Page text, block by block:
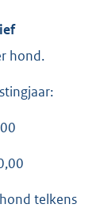
hond.
telkens